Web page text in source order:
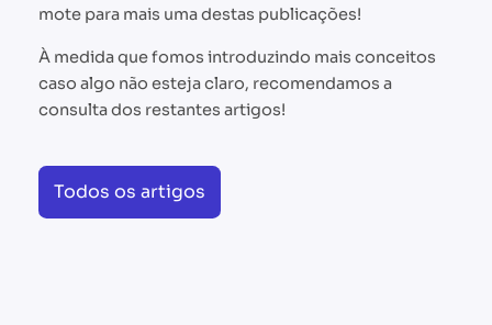
mote para mais uma destas publicações!
À medida que fomos introduzindo mais conceitos
caso algo não esteja claro, recomendamos a
consulta dos restantes artigos!
Todos os artigos